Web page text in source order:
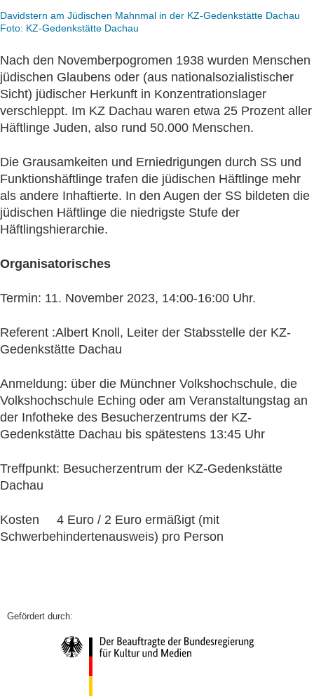
Davidstern am Jüdischen Mahnmal in der KZ-Gedenkstätte Dachau
Foto: KZ-Gedenkstätte Dachau
Nach den Novemberpogromen 1938 wurden Menschen
jüdischen Glaubens oder (aus nationalsozialistischer
Sicht) jüdischer Herkunft in Konzentrationslager
verschleppt. Im KZ Dachau waren etwa 25 Prozent aller
Häftlinge Juden, also rund 50.000 Menschen.
Die Grausamkeiten und Erniedrigungen durch SS und
Funktionshäftlinge trafen die jüdischen Häftlinge mehr
als andere Inhaftierte. In den Augen der SS bildeten die
jüdischen Häftlinge die niedrigste Stufe der
Häftlingshierarchie.
Organisatorisches
Termin: 11. November 2023, 14:00-16:00 Uhr.
Referent :Albert Knoll, Leiter der Stabsstelle der KZ-
Gedenkstätte Dachau
Anmeldung: über die Münchner Volkshochschule, die
Volkshochschule Eching oder am Veranstaltungstag an
der Infotheke des Besucherzentrums der KZ-
Gedenkstätte Dachau bis spätestens 13:45 Uhr
Treffpunkt: Besucherzentrum der KZ-Gedenkstätte
Dachau
Kosten 4 Euro / 2 Euro ermäßigt (mit
Schwerbehindertenausweis) pro Person